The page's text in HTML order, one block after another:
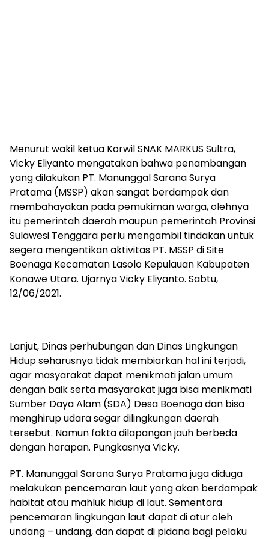
Menurut wakil ketua Korwil SNAK MARKUS Sultra,
Vicky Eliyanto mengatakan bahwa penambangan
yang dilakukan PT. Manunggal Sarana Surya
Pratama (MSSP) akan sangat berdampak dan
membahayakan pada pemukiman warga, olehnya
itu pemerintah daerah maupun pemerintah Provinsi
Sulawesi Tenggara perlu mengambil tindakan untuk
segera mengentikan aktivitas PT. MSSP di Site
Boenaga Kecamatan Lasolo Kepulauan Kabupaten
Konawe Utara. Ujarnya Vicky Eliyanto. Sabtu,
12/06/2021.
Lanjut, Dinas perhubungan dan Dinas Lingkungan
Hidup seharusnya tidak membiarkan hal ini terjadi,
agar masyarakat dapat menikmati jalan umum
dengan baik serta masyarakat juga bisa menikmati
Sumber Daya Alam (SDA) Desa Boenaga dan bisa
menghirup udara segar dilingkungan daerah
tersebut. Namun fakta dilapangan jauh berbeda
dengan harapan. Pungkasnya Vicky.
PT. Manunggal Sarana Surya Pratama juga diduga
melakukan pencemaran laut yang akan berdampak
habitat atau mahluk hidup di laut. Sementara
pencemaran lingkungan laut dapat di atur oleh
undang – undang, dan dapat di pidana bagi pelaku